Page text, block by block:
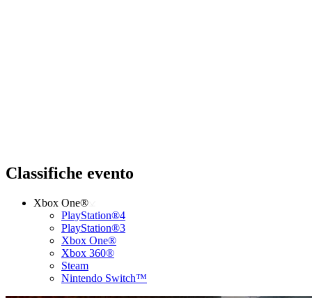
Classifiche evento
Xbox One®
PlayStation®4
PlayStation®3
Xbox One®
Xbox 360®
Steam
Nintendo Switch™